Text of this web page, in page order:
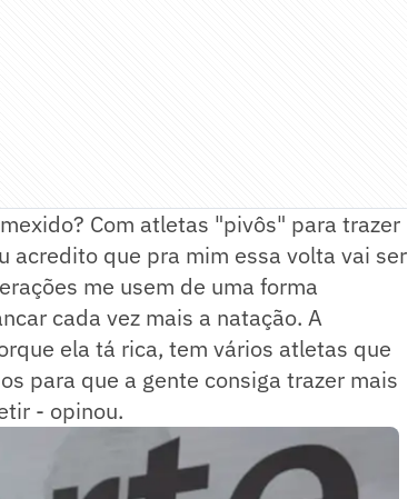
Com atletas "pivôs" para trazer
acredito que pra mim essa volta vai ser
me usem de uma forma
cada vez mais a natação. A
ela tá rica, tem vários atletas que
para que a gente consiga trazer mais
- opinou.